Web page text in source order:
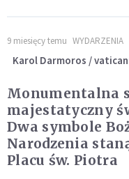
9 miesięcy temu WYDARZENIA
Karol Darmoros /
Monumentalna
majestatyczny
Dwa symbole
Narodzenia
Placu św. Piotra